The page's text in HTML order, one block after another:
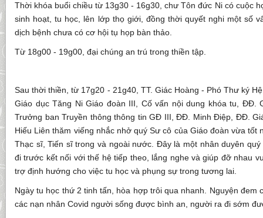
Thời khóa buổi chiều từ 13g30 - 16g30, chư Tôn đức Ni có cuộc
sinh hoạt, tu học, lên lớp thọ giới, đồng thời quyết nghi một số
dịch bệnh chưa có cơ hội tụ họp bàn thảo.
Từ 18g00 - 19g00, đại chúng an trú trong thiền tập.
Sau thời thiền, từ 17g20 - 21g40, TT. Giác Hoàng - Phó Thư ký
Giáo dục Tăng Ni Giáo đoàn III, Cố vấn nội dung khóa tu, ĐĐ.
Trưởng ban Truyền thông thông tin GĐ III, ĐĐ. Minh Điệp, ĐĐ.
Hiếu Liên thăm viếng nhắc nhở quý Sư cô của Giáo đoàn vừa tốt
Thạc sĩ, Tiến sĩ trong và ngoài nước. Đây là một nhân duyên
đi trước kết nối với thế hệ tiếp theo, lắng nghe và giúp đỡ nhau
trợ định hướng cho việc tu học và phụng sự trong tương lai.
Ngày tu học thứ 2 tinh tấn, hòa hợp trôi qua nhanh. Nguyện đem
các nạn nhân Covid người sống được bình an, người ra đi sớm